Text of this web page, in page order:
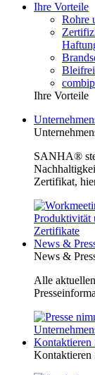
Ihre Vorteile
Rohre
Bleifrei
Ihre Vorteile
SANHA®
Zertifikat,
News &
News &
Alle
Kontaktieren
Kontaktieren